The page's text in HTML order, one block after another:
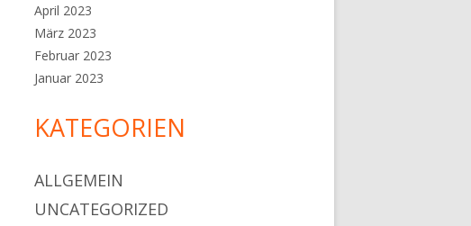
April 2023
März 2023
Februar 2023
Januar 2023
KATEGORIEN
ALLGEMEIN
UNCATEGORIZED